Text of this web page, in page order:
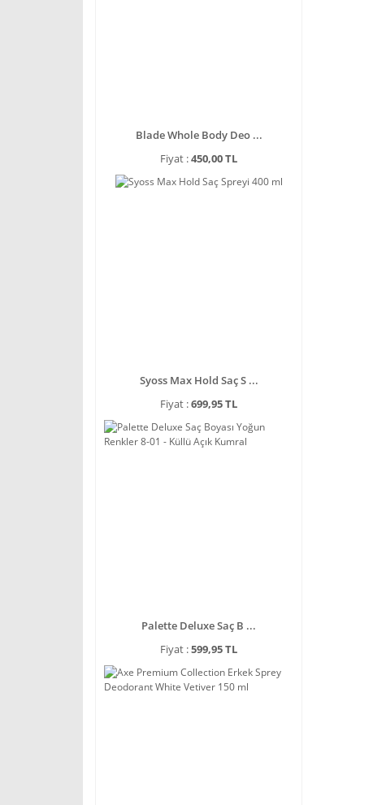
Blade Whole Body Deo ...
Fiyat :450,00 TL
Syoss Max Hold Saç S ...
Fiyat :699,95 TL
Palette Deluxe Saç B ...
Fiyat :599,95 TL